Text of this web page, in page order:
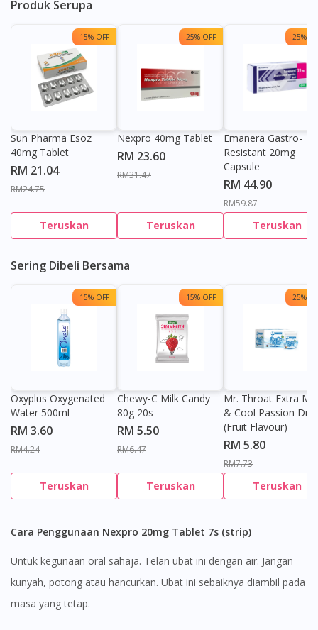
Produk Serupa
15% OFF
Sun Pharma Esoz
40mg Tablet
RM 21.04
RM24.75
Teruskan
25% OFF
Nexpro 40mg Tablet
RM 23.60
RM31.47
Teruskan
25%
Emanera Gastro-
Resistant 20mg
Capsule
RM 44.90
RM59.87
Teruskan
Sering Dibeli Bersama
15% OFF
Oxyplus Oxygenated
Water 500ml
RM 3.60
RM4.24
Teruskan
15% OFF
Chewy-C Milk Candy
80g 20s
RM 5.50
RM6.47
Teruskan
25%
Mr. Throat Extra
& Cool Passion
(Fruit Flavour)
RM 5.80
RM7.73
Teruskan
Cara Penggunaan Nexpro 20mg Tablet 7s (strip)
Untuk kegunaan oral sahaja. Telan ubat ini dengan air. Jangan
kunyah, potong atau hancurkan. Ubat ini sebaiknya diambil pada
masa yang tetap.